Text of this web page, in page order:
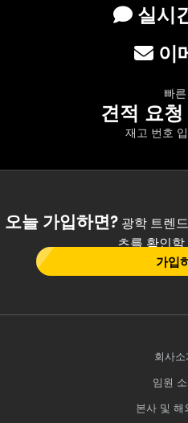
실시
이
빠른
견적 요청
재고 번호
오늘 가입하면?광학 트렌
츠를 확인할
가입
회사소
임원 소
본사 및 해